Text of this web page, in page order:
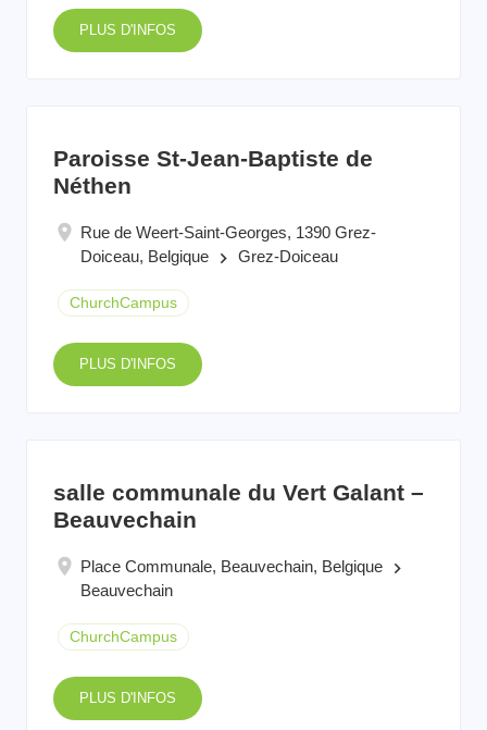
PLUS D'INFOS
Paroisse St-Jean-Baptiste de
Néthen
Rue de Weert-Saint-Georges, 1390 Grez-
Doiceau, Belgique
keyboard_arrow_right Grez-Doiceau
ChurchCampus
PLUS D'INFOS
salle communale du Vert Galant –
Beauvechain
Place Communale, Beauvechain, Belgique keyboard_arrow_right
Beauvechain
ChurchCampus
PLUS D'INFOS